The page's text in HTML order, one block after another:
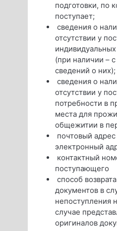
подготовки, по
поступает;
сведения о
отсутствии у
(при наличии –
сведений о них);
сведения о
отсутствии у
потребности в
места для
общежитии в
почтовый
электронный
контактный
поступающего
способ
документов в
непоступления
случае
оригиналов